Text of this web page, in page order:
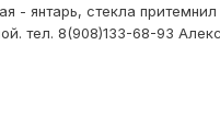
- янтарь, стекла
тел. 8(908)133-68-93